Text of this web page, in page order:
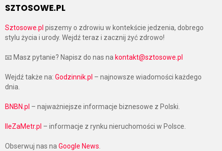
SZTOSOWE.PL
Sztosowe.pl piszemy o zdrowiu w kontekście jedzenia, dobrego
stylu życia i urody. Wejdź teraz i zacznij żyć zdrowo!
📧 Masz pytanie? Napisz do nas na kontakt@sztosowe.pl
Wejdź także na: Godzinnik.pl – najnowsze wiadomości każdego
dnia.
BNBN.pl – najważniejsze informacje biznesowe z Polski.
IleZaMetr.pl – informacje z rynku nieruchomości w Polsce.
Obserwuj nas na Google News